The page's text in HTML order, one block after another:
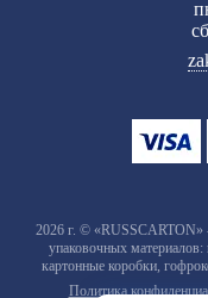
2026 г. © «RUSSCARTON»
упаковочных материалов:
картонные коробки,
Политика